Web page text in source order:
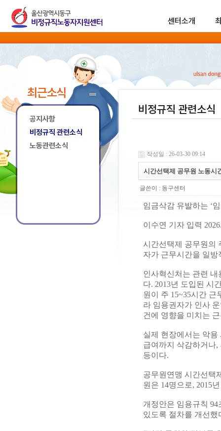
센터소개
최근소식
공지사항
비정규직 관련소식
노동관련소식
비정규직 관련소식
작성일 : 26-03-30 09:14
시간선택제 공무원 노동시
글쓴이 : 동구센터
임금삭감 유발하는 ‘
이수연 기자 입력
시간선택제 공무원의
자가 근무시간을 일
인사혁신처는 관련 내
다. 2013년 도입된 시
원이 주 15~35시간
라 임용권자가 인사
건에 영향을 미치는
실제 현장에서는 악용
급여까지 삭감하거나
등이다.
공무원연맹 시간선택
원은 14명으로, 2015
개정안은 임용규칙
있도록 절차를 개선했